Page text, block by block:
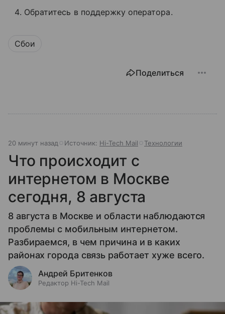
Обратитесь в поддержку оператора.
Сбои
Поделиться
20 минут назад Источник: Hi-Tech Mail Технологии
Что происходит с
интернетом в Москве
сегодня, 8 августа
8 августа в Москве и области наблюдаются
проблемы с мобильным интернетом.
Разбираемся, в чем причина и в каких
районах города связь работает хуже всего.
Андрей Бритенков
Редактор Hi-Tech Mail